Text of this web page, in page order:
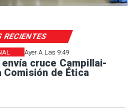
Ayer A Las 9:49
cruce Campillai-
Comisión de Ética
RECIENTES